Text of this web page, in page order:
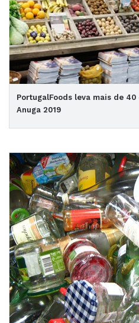
PortugalFoods leva mais de
Anuga 2019